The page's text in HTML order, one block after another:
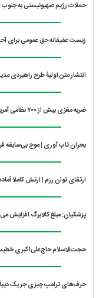
حملات رژیم صهیونیستی به جنوب
زیست عفیفانه حق عمومی برای
انتشار متن اولیۀ طرح راهبردی
ضربه مغزی بیش از ۷۰۰ نظامی آمریکایی در حملات ایران
بحران تاب آوری | موج بی‌سابقه
ارتقای توان رزم | ارتش کاملا
پزشکیان: مبلغ کالابرگ افزایش
حجت‌الاسلام حاج‌علی‌اکبری
حرف‌های ترامپ چیزی جز یک